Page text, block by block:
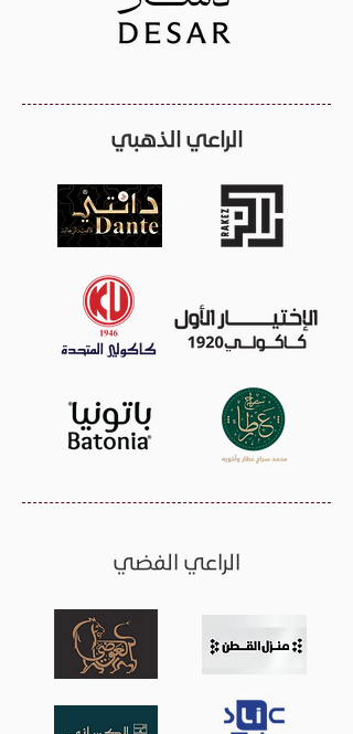
الراعي الذهبي
الراعي الفضي